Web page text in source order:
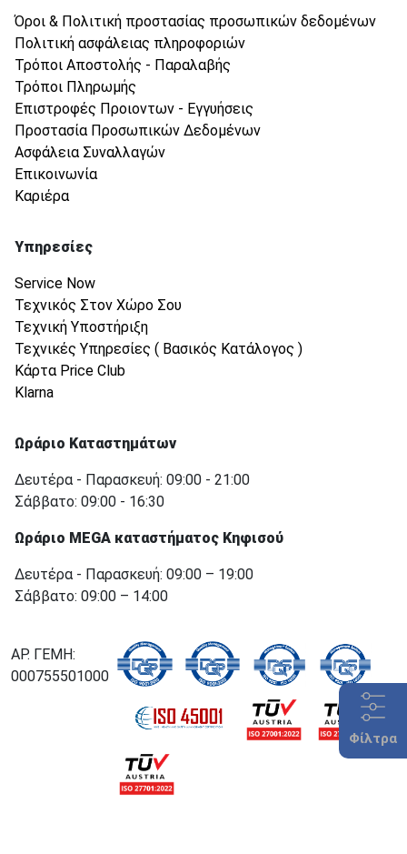
Φίλτρα
Όροι & Πολιτική προστασίας προσωπικών δεδομένων
Πολιτική ασφάλειας πληροφοριών
Τρόποι Αποστολής - Παραλαβής
Τρόποι Πληρωμής
Επιστροφές Προιοντων - Εγγυήσεις
Προστασία Προσωπικών Δεδομένων
Ασφάλεια Συναλλαγών
Επικοινωνία
Καριέρα
Υπηρεσίες
Service Now
Τεχνικός Στον Χώρο Σου
Τεχνική Υποστήριξη
Τεχνικές Υπηρεσίες ( Βασικός Κατάλογος )
Κάρτα Price Club
Klarna
Ωράριο Καταστημάτων
Δευτέρα - Παρασκευή: 09:00 - 21:00
Σάββατο: 09:00 - 16:30
Ωράριο MEGA καταστήματος Κηφισού
Δευτέρα - Παρασκευή: 09:00 – 19:00
Σάββατο: 09:00 – 14:00
ΑΡ. ΓΕΜΗ:
000755501000